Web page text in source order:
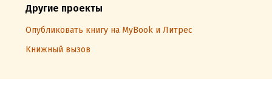
Другие проекты
Опубликовать книгу на MyBook и Литрес
Книжный вызов